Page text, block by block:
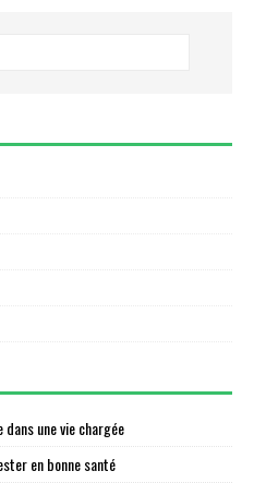
une vie chargée
en bonne santé